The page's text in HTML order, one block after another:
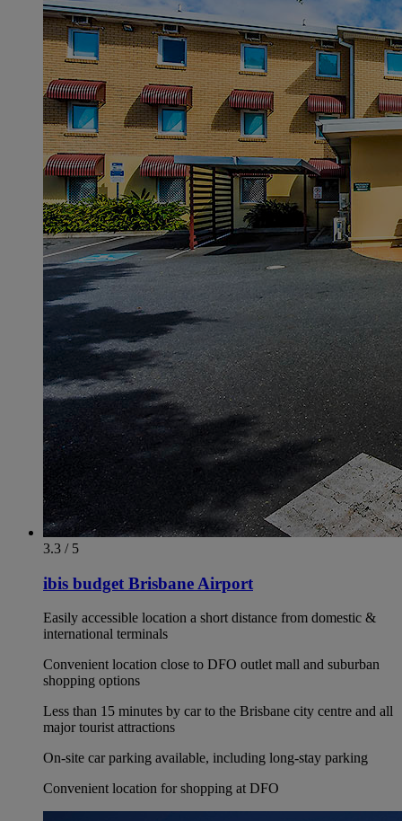
3.3 / 5
ibis budget Brisbane Airport
Easily accessible location a short distance from domestic &
international terminals
Convenient location close to DFO outlet mall and suburban
shopping options
Less than 15 minutes by car to the Brisbane city centre and all
major tourist attractions
On-site car parking available, including long-stay parking
Convenient location for shopping at DFO